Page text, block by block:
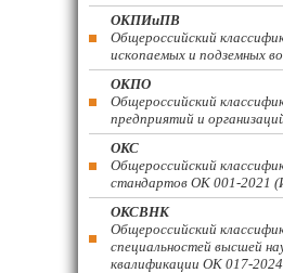
ОКПИиПВ
Общероссийский
ископаемых и подземных
ОКПО
Общероссийский
предприятий и
ОКС
Общероссийский
стандартов ОК 001-2021
ОКСВНК
Общероссийский
специальностей высшей
квалификации ОК 017-2024